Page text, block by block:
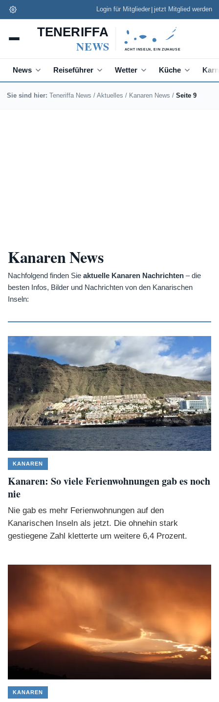
Login für Mitglieder | jetzt Mitglied werden
News Reiseführer Wetter Küche
Sie sind hier: Teneriffa News / Aktuelles / Kanaren News / Seite 9
Kanaren News
Nachfolgend finden Sie aktuelle Kanaren Nachrichten – die
besten Infos, Bilder und Nachrichten von den Kanarischen
Inseln:
KANAREN
Kanaren: So viele Ferienwohnungen gab es noch
nie
Nie gab es mehr Ferienwohnungen auf den
Kanarischen Inseln als jetzt. Die ohnehin stark
gestiegene Zahl kletterte um weitere 6,4 Prozent.
KANAREN
Teneriffa News App
Schneller lesen, Push zu Eilmeldungen